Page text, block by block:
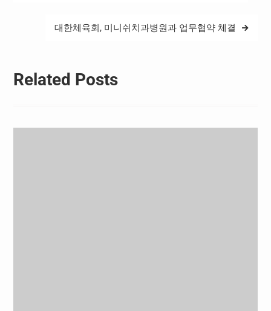
정을 다시 신설하여…대한체육회, 미니쉬치과병원과 업무협약 체결
Related Posts